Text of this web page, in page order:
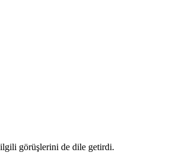
ilgili görüşlerini de dile getirdi.